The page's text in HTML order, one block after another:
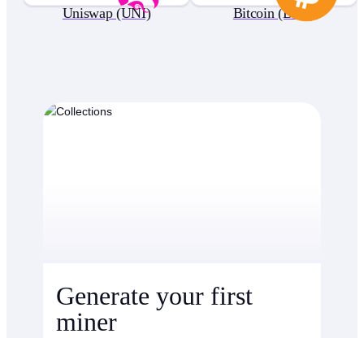
Uniswap (UNI) Bitcoin (BTC)
Generate your first
miner